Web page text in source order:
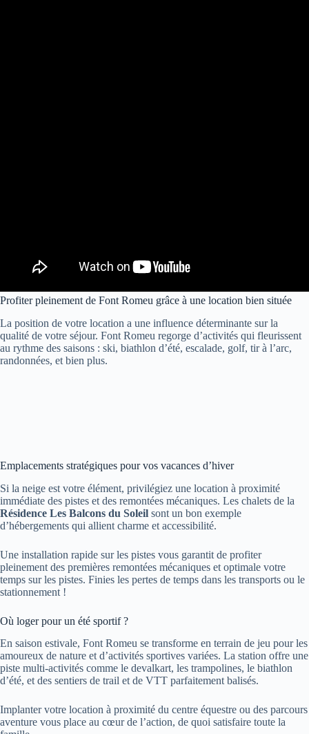
Profiter pleinement de Font Romeu grâce à une location bien située
La position de votre location a une influence déterminante sur la
qualité de votre séjour. Font Romeu regorge d’activités qui fleurissent
au rythme des saisons : ski, biathlon d’été, escalade, golf, tir à l’arc,
randonnées, et bien plus.
Emplacements stratégiques pour vos vacances d’hiver
Si la neige est votre élément, privilégiez une location à proximité
immédiate des pistes et des remontées mécaniques. Les chalets de la
Résidence Les Balcons du Soleil sont un bon exemple
d’hébergements qui allient charme et accessibilité.
Une installation rapide sur les pistes vous garantit de profiter
pleinement des premières remontées mécaniques et optimale votre
temps sur les pistes. Finies les pertes de temps dans les transports ou le
stationnement !
Où loger pour un été sportif ?
En saison estivale, Font Romeu se transforme en terrain de jeu pour les
amoureux de nature et d’activités sportives variées. La station offre une
piste multi-activités comme le devalkart, les trampolines, le biathlon
d’été, et des sentiers de trail et de VTT parfaitement balisés.
Implanter votre location à proximité du centre équestre ou des parcours
aventure vous place au cœur de l’action, de quoi satisfaire toute la